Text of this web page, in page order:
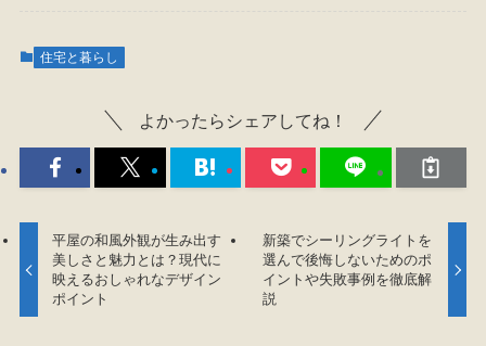
住宅と暮らし
よかったらシェアしてね！
平屋の和風外観が生み出す
美しさと魅力とは？現代に
映えるおしゃれなデザイン
ポイント
新築でシーリングライトを
選んで後悔しないためのポ
イントや失敗事例を徹底解
説